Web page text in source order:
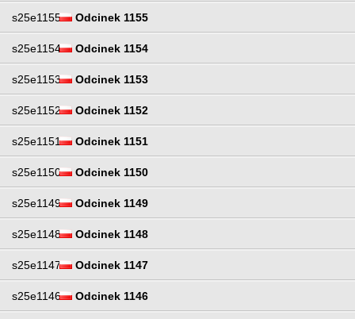
s25e1155 Odcinek 1155
s25e1154 Odcinek 1154
s25e1153 Odcinek 1153
s25e1152 Odcinek 1152
s25e1151 Odcinek 1151
s25e1150 Odcinek 1150
s25e1149 Odcinek 1149
s25e1148 Odcinek 1148
s25e1147 Odcinek 1147
s25e1146 Odcinek 1146